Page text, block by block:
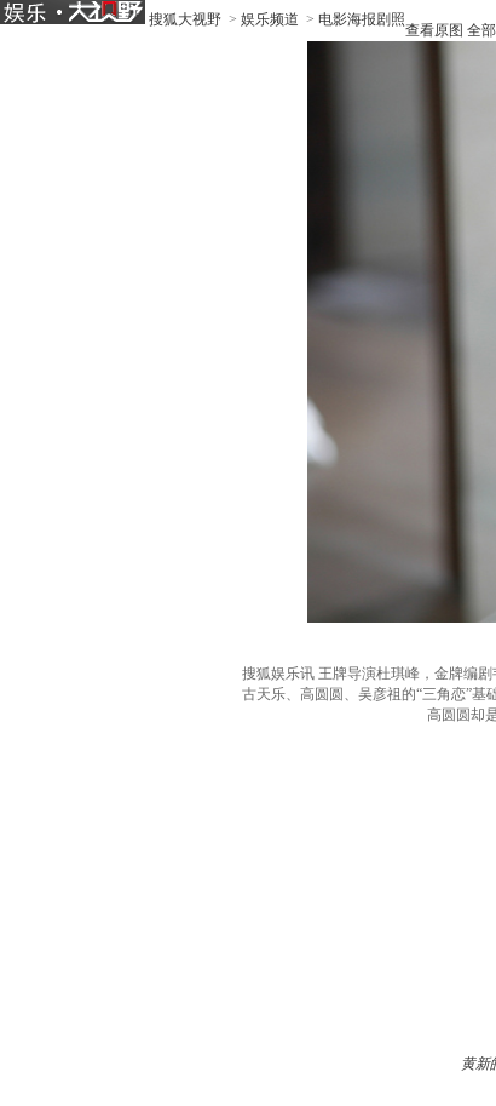
搜狐大视野 > 娱乐频道 > 电影海报剧照
查看原图 全
搜狐娱乐讯 王牌导演杜琪峰，金牌编
古天乐、高圆圆、吴彦祖的“三角恋”
高圆圆却
黄新